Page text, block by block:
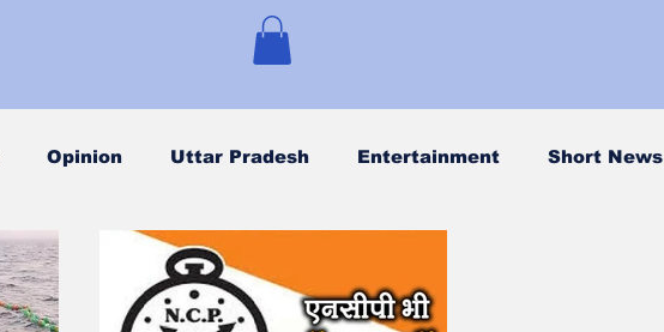
Opinion Uttar Pradesh Entertainment Short News